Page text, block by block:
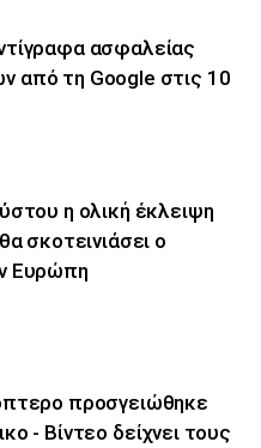
ασφαλείας
από τη Google στις 10
η ολική έκλειψη
σκοτεινιάσει ο
Ευρώπη
προσγειώθηκε
- Βίντεο δείχνει τους